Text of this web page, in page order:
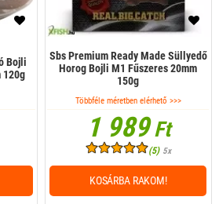
Bojli
120g
Sbs Premium Ready Made Süllyedő
Horog Bojli M1 Fűszeres 20mm
150g
Többféle méretben elérhető >>>
1 989Ft
(5) 5x
KOSÁRBA RAKOM!